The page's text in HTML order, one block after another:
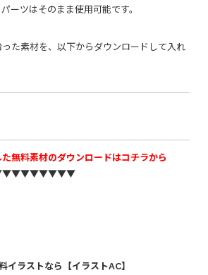
ーツはそのまま使用可能です。
た素材を、以下からダウンロードして入れ
無料素材のダウンロードはコチラから
イラストなら【イラストAC】